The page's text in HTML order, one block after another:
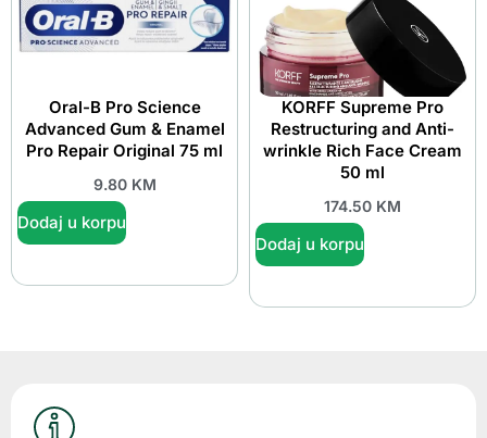
Oral-B Pro Science
Advanced Gum & Enamel
Pro Repair Original 75 ml
9.80 KM
Dodaj u korpu
KORFF Supreme Pro
Restructuring and Anti-
wrinkle Rich Face Cream
50 ml
174.50 KM
Dodaj u korpu